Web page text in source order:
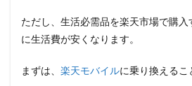
ただし、生活必需品を楽天市場で購入
に生活費が安くなります。
まずは、 楽天モバイルに乗り換えるこ